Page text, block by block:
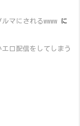
マにされるwwww に
ロ配信をしてしまう